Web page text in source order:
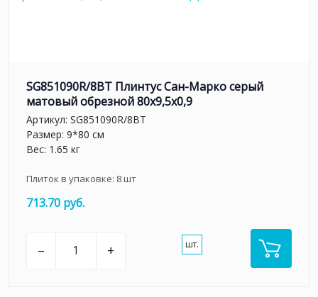
SG851090R/8BT Плинтус Сан-Марко серый
матовый обрезной 80x9,5x0,9
Артикул: SG851090R/8BT
Размер: 9*80 см
Вес: 1.65 кг
Плиток в упаковке: 8шт
713.70 руб.
– + шт.